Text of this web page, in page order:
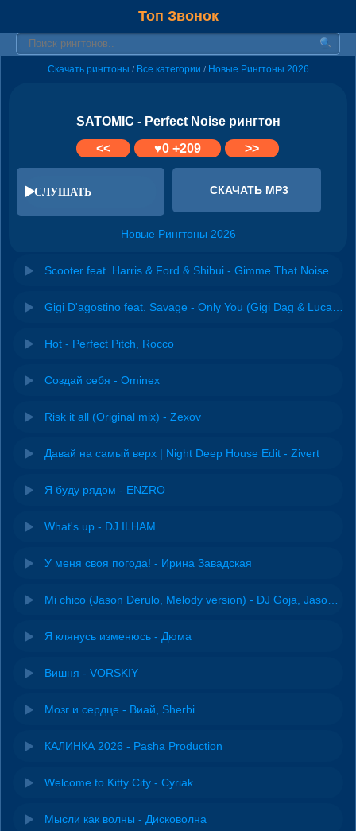
Топ Звонок
Скачать рингтоны / Все категории / Новые Рингтоны 2026
SATOMIC - Perfect Noise рингтон
<<
♥0+209 >>
СЛУШАТЬ СКАЧАТЬ MP3
Новые Рингтоны 2026
Hot - Perfect Pitch, Rocco
Создай себя - Ominex
Risk it all (Original mix) - Zexov
Давай на самый верх | Night Deep House Edit - Zivert
Я буду рядом - ENZRO
What's up - DJ.ILHAM
У меня своя погода! - Ирина Завадская
Я клянусь изменюсь - Дюма
Вишня - VORSKIY
Мозг и сердце - Виай, Sherbi
КАЛИНКА 2026 - Pasha Production
Welcome to Kitty City - Cyriak
Мысли как волны - Дисковолна